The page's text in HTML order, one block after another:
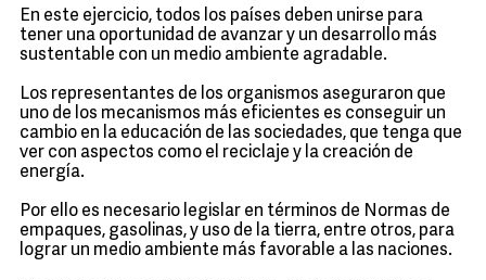
En este ejercicio, todos los países deben unirse para
tener una oportunidad de avanzar y un desarrollo más
sustentable con un medio ambiente agradable.
Los representantes de los organismos aseguraron que
uno de los mecanismos más eficientes es conseguir un
cambio en la educación de las sociedades, que tenga que
ver con aspectos como el reciclaje y la creación de
energía.
Por ello es necesario legislar en términos de Normas de
empaques, gasolinas, y uso de la tierra, entre otros, para
lograr un medio ambiente más favorable a las naciones.